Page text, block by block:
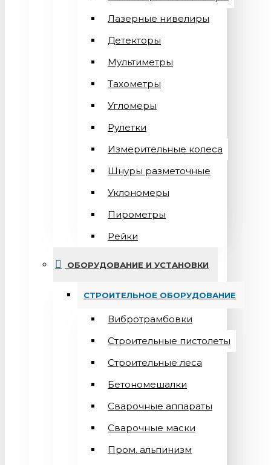
Лазерные нивелиры
Детекторы
Мультиметры
Тахометры
Угломеры
Рулетки
Измерительные колеса
Шнуры разметочные
Уклономеры
Пирометры
Рейки
ОБОРУДОВАНИЕ И УСТАНОВКИ
СТРОИТЕЛЬНОЕ ОБОРУДОВАНИЕ
Вибротрамбовки
Строительные пистолеты
Строительные леса
Бетономешалки
Сварочные аппараты
Cварочные маски
Пром. альпинизм